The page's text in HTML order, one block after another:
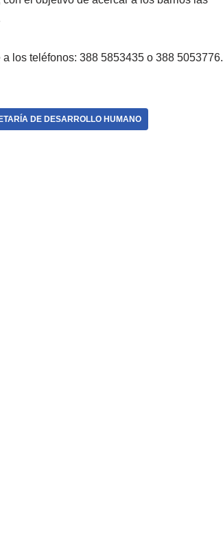
los teléfonos: 388 5853435 o 388 5053776.
DE DESARROLLO HUMANO